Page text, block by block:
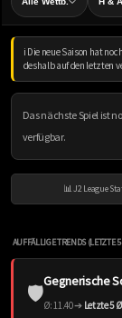
ℹ️ Die neue Saison hat
deshalb auf den letzten
Das nächste Spiel ist
verfügbar.
📊 J2 League
AUFFÄLLIGE TRENDS (LETZTE
🛡️Gegnerische
Ø: 11.40 ➔ Letzte 5